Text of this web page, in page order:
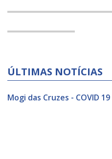
ÚLTIMAS NOTÍCIAS
Mogi das Cruzes - COVID 19